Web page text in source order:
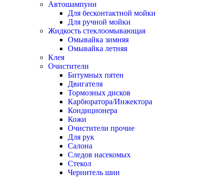
Автошампуни
Для бесконтактной мойки
Для ручной мойки
Жидкость стеклоомывающая
Омывайка зимняя
Омывайка летняя
Клея
Очистители
Битумных пятен
Двигателя
Тормозных дисков
Карбюратора/Инжектора
Кондиционера
Кожи
Очистители прочие
Для рук
Салона
Следов насекомых
Стекол
Чернитель шин